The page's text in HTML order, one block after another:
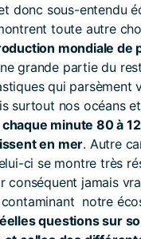
donc sous-entendu
toute autre
mondiale de
grande partie du
qui parsèment
surtout nos océans
minute 80 à
en mer. Autre
ci se montre très
conséquent jamais
notre
questions sur